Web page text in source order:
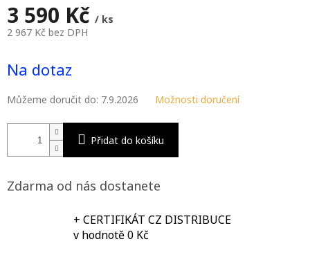
3 590 Kč / ks
2 967 Kč bez DPH
cena:
Na dotaz
Můžeme doručit do: 7.9.2026 Možnosti doručení
Přidat do košíku
Zdarma od nás dostanete
+ CERTIFIKÁT CZ DISTRIBUCE
v hodnotě 0 Kč